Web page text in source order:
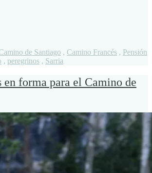
de Santiago , Camino Francés , Pensión
, peregrinos , Sarria
en forma para el Camino de